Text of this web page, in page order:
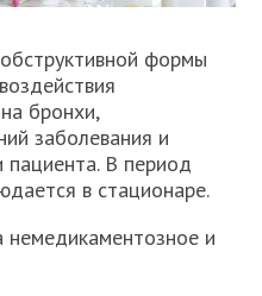
формы
бронхи,
заболевания и
пациента. В период
в стационаре.
и